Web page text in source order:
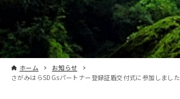
ホーム
お知らせ
さがみはらSDGsパートナー登録証盾交付式に参加しました